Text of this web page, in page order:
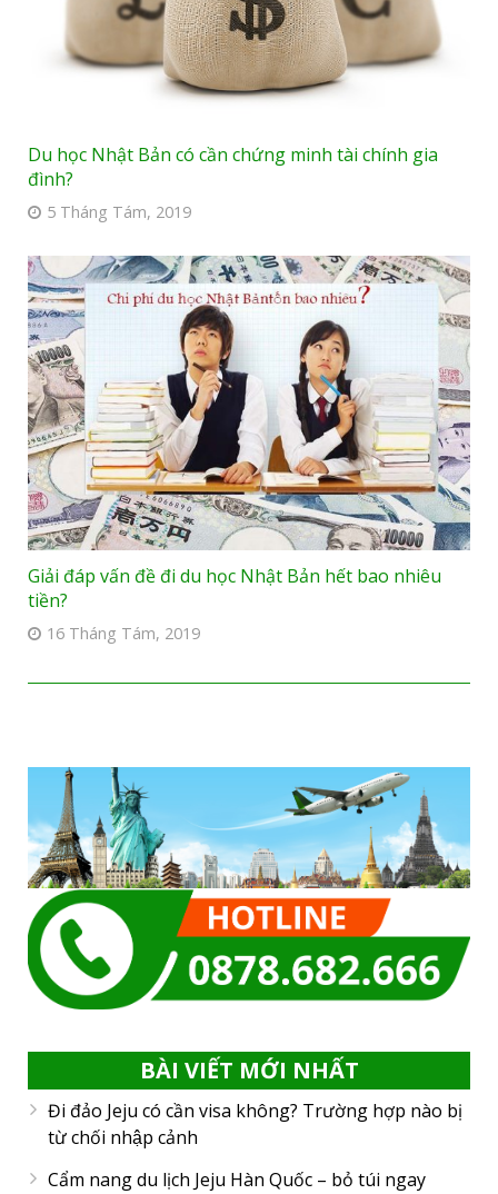
Du học Nhật Bản có cần chứng minh tài chính gia
đình?
5 Tháng Tám, 2019
Giải đáp vấn đề đi du học Nhật Bản hết bao nhiêu
tiền?
16 Tháng Tám, 2019
BÀI VIẾT MỚI NHẤT
Đi đảo Jeju có cần visa không? Trường hợp nào bị
từ chối nhập cảnh
Cẩm nang du lịch Jeju Hàn Quốc – bỏ túi ngay